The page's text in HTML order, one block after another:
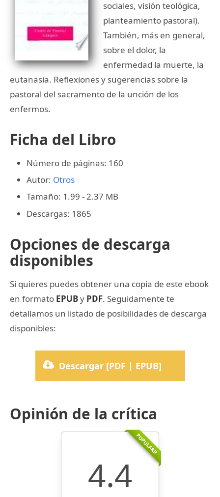
sociales, visión teológica,
planteamiento pastoral).
También, más en general,
sobre el dolor, la
enfermedad la muerte, la
eutanasia. Reflexiones y sugerencias sobre la
pastoral del sacramento de la unción de los
enfermos.
Ficha del Libro
Número de páginas: 160
Autor: Otros
Tamaño: 1.99 - 2.37 MB
Descargas: 1865
Opciones de descarga
disponibles
Si quieres puedes obtener una copia de este ebook
en formato EPUBy PDF. Seguidamente te
detallamos un listado de posibilidades de descarga
disponibles:
Descargar [PDF | EPUB]
Opinión de la crítica
POPULARR
4.4